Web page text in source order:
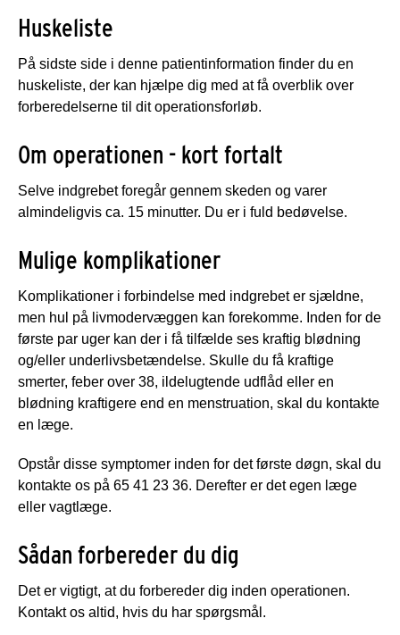
Huskeliste
På sidste side i denne patientinformation finder du en
huskeliste, der kan hjælpe dig med at få overblik over
forberedelserne til dit operationsforløb.
Om operationen - kort fortalt
Selve indgrebet foregår gennem skeden og varer
almindeligvis ca. 15 minutter. Du er i fuld bedøvelse.
Mulige komplikationer
Komplikationer i forbindelse med indgrebet er sjældne,
men hul på livmodervæggen kan forekomme. Inden for de
første par uger kan der i få tilfælde ses kraftig blødning
og/eller underlivsbetændelse. Skulle du få kraftige
smerter, feber over 38, ildelugtende udflåd eller en
blødning kraftigere end en menstruation, skal du kontakte
en læge.
Opstår disse symptomer inden for det første døgn, skal du
kontakte os på 65 41 23 36. Derefter er det egen læge
eller vagtlæge.
Sådan forbereder du dig
Det er vigtigt, at du forbereder dig inden operationen.
Kontakt os altid, hvis du har spørgsmål.